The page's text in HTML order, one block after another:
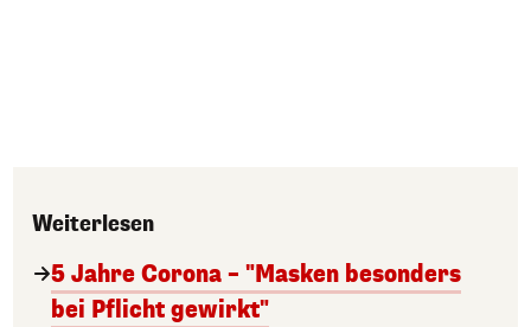
Weiterlesen
5 Jahre Corona – "Masken besonders
bei Pflicht gewirkt"